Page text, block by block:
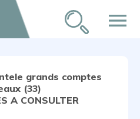
menu
grands comptes
(33)
A CONSULTER